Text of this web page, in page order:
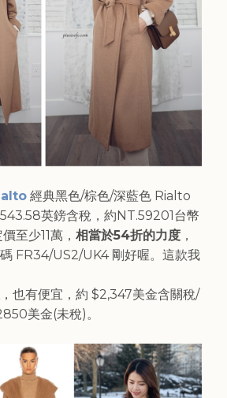
經典黑色/棕色/深藍色 Rialto
英鎊含稅，約NT.59201台幣
至少11萬， 相當於54折的力度 ，
FR34/US2/UK4 剛好喔。這款我
，也有便宜，約 $2,347美金含關稅/
美金(未稅)。